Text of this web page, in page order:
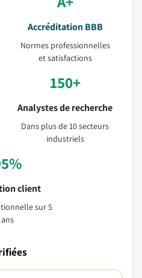
Accréditation BBB
Normes professionnelles
et satisfactions
150+
Analystes de recherche
Dans plus de 10 secteurs
industriels
client
sur 5
ans